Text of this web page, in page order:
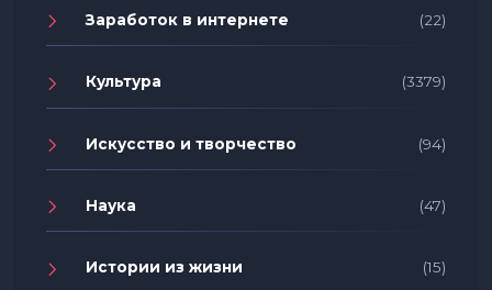
Заработок в интернете (22)
Культура (3379)
Искусство и творчество (94)
Наука (47)
Истории из жизни (15)